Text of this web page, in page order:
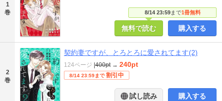
1
巻
8/14 23:59まで1冊無料
無料で読む 購入する
2
巻
契約妻ですが、とろとろに愛されてます(2)
124ページ |400pt → 240pt
8/14 23:59まで 割引中
試し読み 購入する